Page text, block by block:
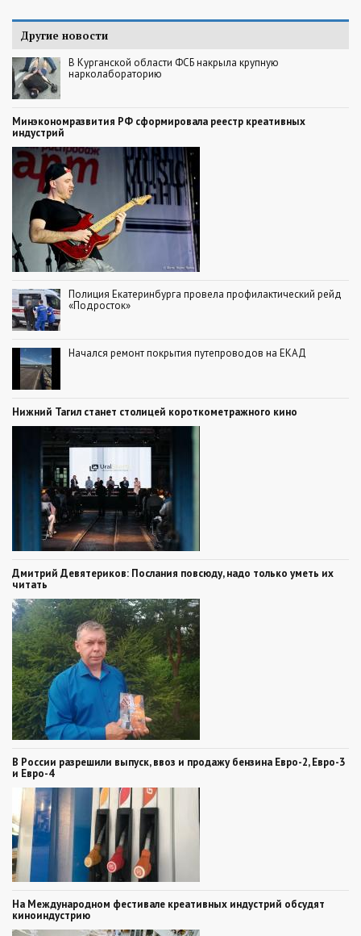
Другие новости
В Курганской области ФСБ накрыла крупную
нарколабораторию
Минэкономразвития РФ сформировала реестр креативных
индустрий
Полиция Екатеринбурга провела профилактический рейд
«Подросток»
Начался ремонт покрытия путепроводов на ЕКАД
Нижний Тагил станет столицей короткометражного кино
Дмитрий Девятериков: Послания повсюду, надо только уметь их
читать
В России разрешили выпуск, ввоз и продажу бензина Евро-2, Евро-3
и Евро-4
На Международном фестивале креативных индустрий обсудят
киноиндустрию